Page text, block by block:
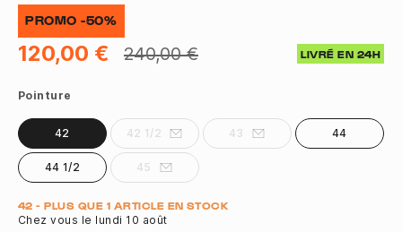
PROMO -50%
120,00 € 240,00 € LIVRÉ EN 24H
Pointure
42 42 1/2 43 44
44 1/2 45
Quantité
42 - PLUS QUE 1 ARTICLE EN STOCK
Chez vous le lundi 10 août